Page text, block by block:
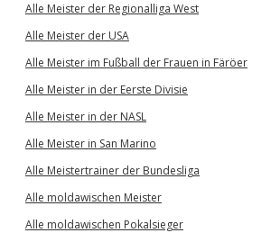
Alle Meister der Regionalliga West
Alle Meister der USA
Alle Meister im Fußball der Frauen in Färöer
Alle Meister in der Eerste Divisie
Alle Meister in der NASL
Alle Meister in San Marino
Alle Meistertrainer der Bundesliga
Alle moldawischen Meister
Alle moldawischen Pokalsieger